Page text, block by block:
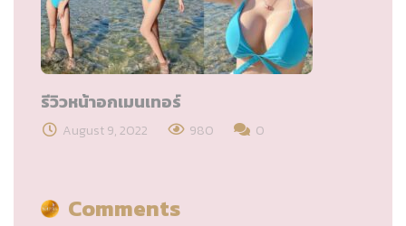
รีวิวหน้าอกเมนเทอร์
August 9, 2022 980 0
Comments